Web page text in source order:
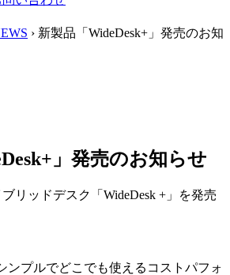
› 新製品「WideDesk+」発売のお知
」発売のお知らせ
リッドデスク「WideDesk +」を発売
ンプルでどこでも使えるコストパフォ